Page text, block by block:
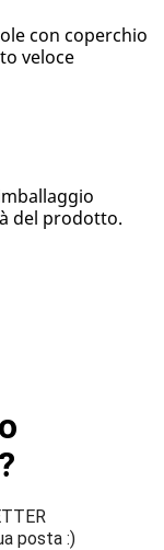
con coperchio
veloce
del prodotto.
posta :)